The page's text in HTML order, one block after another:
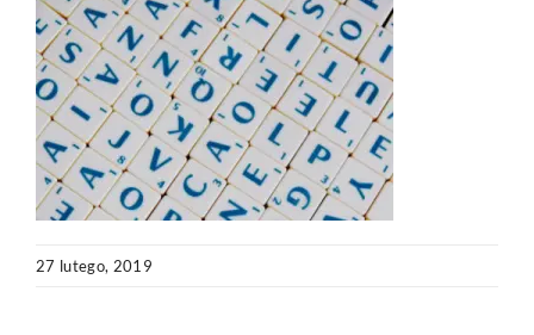
27 lutego, 2019